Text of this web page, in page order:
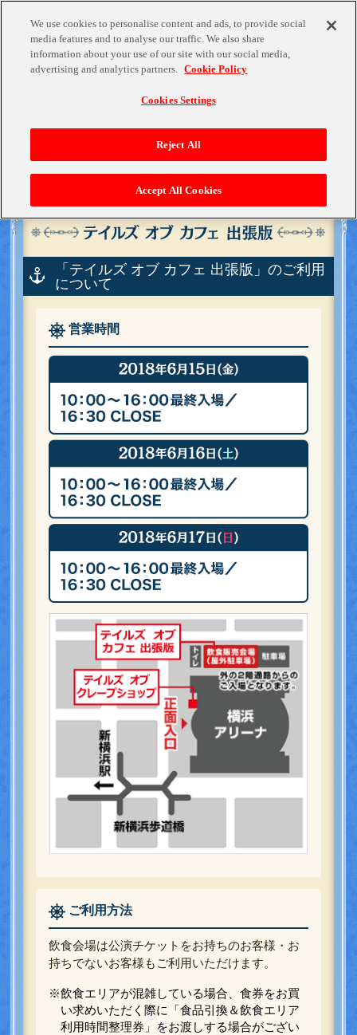
「テイルズ オブ カフェ 出張版」のご利用
について
営業時間
ご利用方法
飲食会場は公演チケットをお持ちのお客様・お
持ちでないお客様もご利用いただけます。
※飲食エリアが混雑している場合、食券をお買
い求めいただく際に「食品引換＆飲食エリア
利用時間整理券」をお渡しする場合がござい
We use cookies to personalise content and ads, to provide social
media features and to analyse our traffic. We also share
information about your use of our site with our social media,
advertising and analytics partners. Cookie Policy
Cookies Settings
Reject All
Accept All Cookies